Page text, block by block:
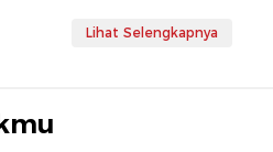
Lihat Selengkapnya